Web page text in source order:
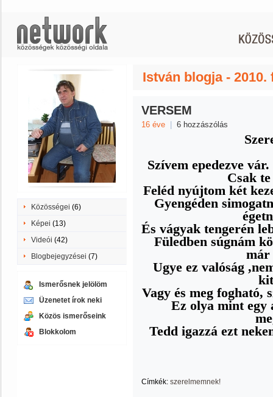
Közösségei (6)
Képei (13)
Videói (42)
Blogbejegyzései (7)
Ismerősnek jelölöm
Üzenetet írok neki
Közös ismerőseink
Blokkolom
István blogja - 2010.
VERSEM
16 éve 6 hozzászólás
Szívem epedezve
Csak
Feléd nyújtom két
Gyengéden
És vágyak tengerén
Füledben súgnám
már
Ugye ez valóság
Vagy és meg fogható,
Ez olya mint egy
Tedd igazzá ezt
Címkék: szerelmemnek!